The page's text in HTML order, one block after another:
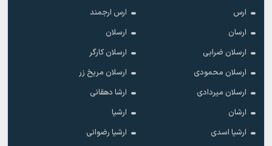
ارس
ارس ارجمند
ارسان
ارسلان
ارسلان ضرابی
ارسلان کارگر
ارسلان محمودی
ارسلان مریخ زر
ارسلان میردادی
ارشا دهقانی
ارشان
ارشیا
ارشیا اسدی
ارشیا رضوانی